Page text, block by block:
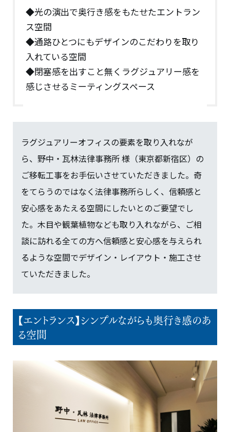
◆光の演出で奥行き感をもたせたエントラン
ス空間
◆通路ひとつにもデザインのこだわりを取り
入れている空間
◆閉塞感を出すこと無くラグジュアリー感を
感じさせるミーティングスペース
ラグジュアリーオフィスの要素を取り入れなが
ら、野中・瓦林法律事務所 様（東京都新宿区）の
ご移転工事をお手伝いさせていただきました。奇
をてらうのではなく法律事務所らしく、信頼感と
安心感をあたえる空間にしたいとのご要望でし
た。木目や観葉植物なども取り入れながら、ご相
談に訪れる全ての方へ信頼感と安心感を与えられ
るような空間でデザイン・レイアウト・施工させ
ていただきました。
【エントランス】シンプルながらも奥行き感のあ
る空間